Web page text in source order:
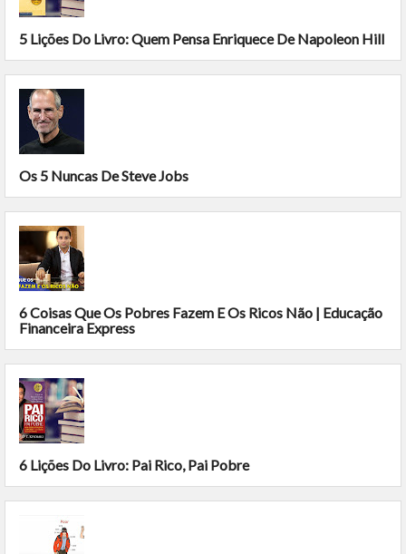
5 Lições Do Livro: Quem Pensa Enriquece De Napoleon Hill
Os 5 Nuncas De Steve Jobs
6 Coisas Que Os Pobres Fazem E Os Ricos Não | Educação
Financeira Express
6 Lições Do Livro: Pai Rico, Pai Pobre